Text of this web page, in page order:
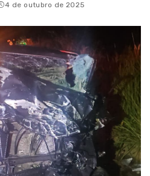
4 de outubro de 2025